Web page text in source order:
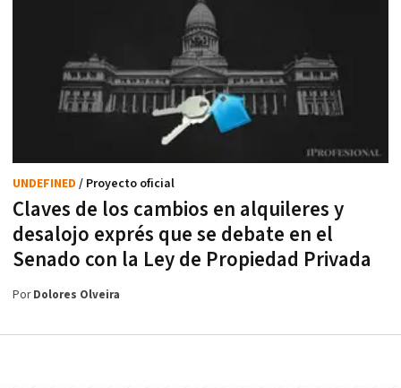
Claves de los cambios en alquileres y
desalojo exprés que se debate en el
Senado con la Ley de Propiedad Privada
UNDEFINED / Proyecto oficial
PorDolores Olveira